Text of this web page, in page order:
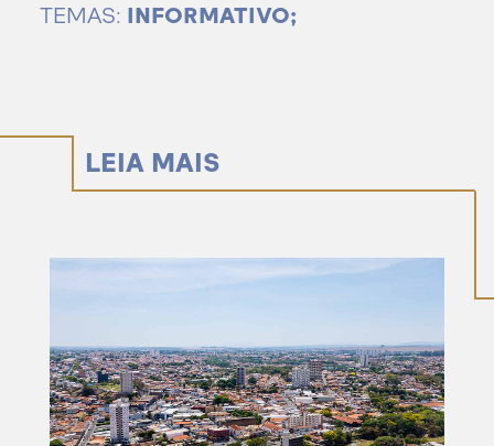
TEMAS: INFORMATIVO;
LEIA MAIS